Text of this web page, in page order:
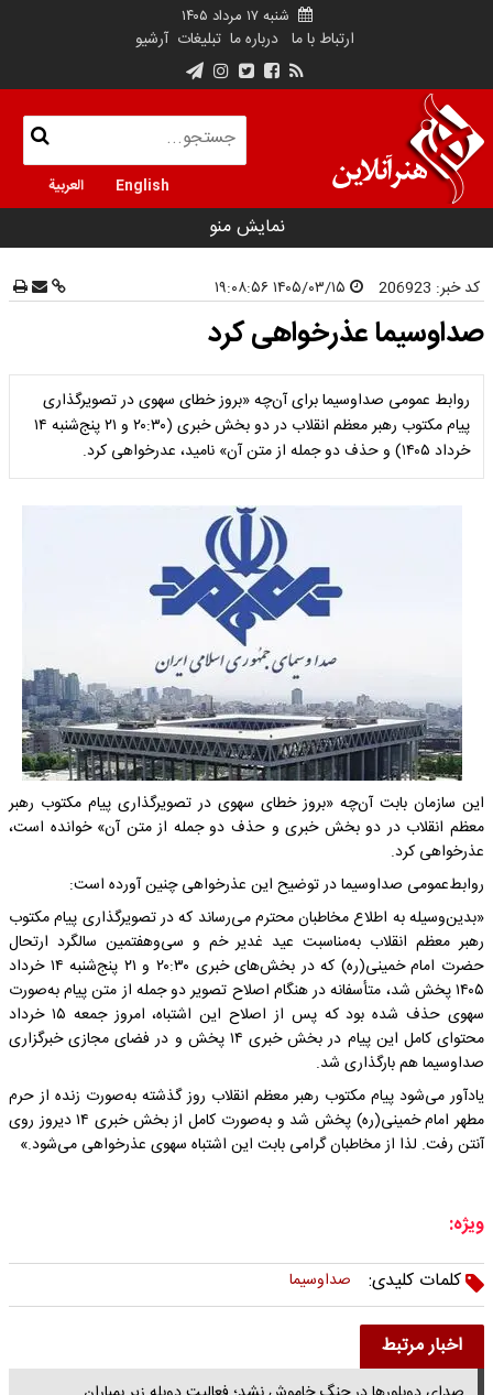
شنبه ۱۷ مرداد ۱۴۰۵
ارتباط با ما درباره ما تبلیغات آرشیو
English العربية
نمایش منو
کد خبر: 206923
صداوسیما عذرخواهی کرد
روابط عمومی صداوسیما برای آن‌چه «بروز خطای سهوی در تصویرگذاری
پیام مکتوب رهبر معظم انقلاب در دو بخش‌ خبری (۲۰:۳۰ و ۲۱ پنج‌شنبه ۱۴
خرداد ۱۴۰۵) و حذف دو جمله از متن آن» نامید، عدرخواهی کرد.
این سازمان بابت آن‌چه «بروز خطای سهوی در تصویرگذاری پیام مکتوب رهبر
معظم انقلاب در دو بخش‌ خبری و حذف دو جمله از متن آن» خوانده است،
عذرخواهی کرد.
روابط‌عمومی صداوسیما در توضیح این عذرخواهی چنین آورده است:
«بدین‌وسیله به اطلاع مخاطبان محترم می‌رساند که در تصویرگذاری پیام مکتوب
رهبر معظم انقلاب به‌مناسبت عید غدیر خم و سی‌وهفتمین سالگرد ارتحال
حضرت امام خمینی(ره) که در بخش‌های خبری ۲۰:۳۰ و ۲۱ پنج‌شنبه ۱۴ خرداد
۱۴۰۵ پخش شد، متأسفانه در هنگام اصلاح تصویر دو جمله از متن پیام به‌صورت
سهوی حذف شده بود که پس از اصلاح این اشتباه، امروز جمعه ۱۵ خرداد
محتوای کامل این پیام در بخش خبری ۱۴ پخش و در فضای مجازی خبرگزاری
صداوسیما هم بارگذاری شد.
یادآور می‌شود پیام مکتوب رهبر معظم انقلاب روز گذشته به‌صورت زنده از حرم
مطهر امام خمینی(ره) پخش شد و به‌صورت کامل از بخش خبری ۱۴ دیروز روی
آنتن رفت. لذا از مخاطبان گرامی بابت این اشتباه سهوی عذرخواهی می‌شود.»
ویژه:
کلمات کلیدی:
صداوسیما
اخبار مرتبط